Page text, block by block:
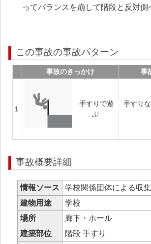
ってバランスを崩して階段と反対側
この事故の事故パターン
事故のきっかけ 事
1
手すりで遊
ぶ
手すり
事故概要詳細
情報ソース
学校関係団体による収
建物用途
学校
場所
廊下・ホール
建築部位
階段 手すり